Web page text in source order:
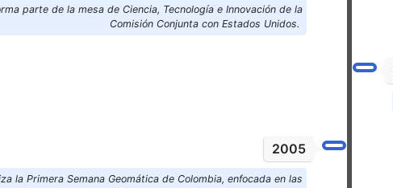
parte de la mesa de Ciencia, Tecnología e Innovación de la
Comisión Conjunta con Estados Unidos.
2005
la Primera Semana Geomática de Colombia, enfocada en las